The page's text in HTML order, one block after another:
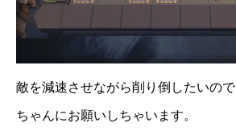
敵を減速させながら削り倒したいの
ちゃんにお願いしちゃいます。